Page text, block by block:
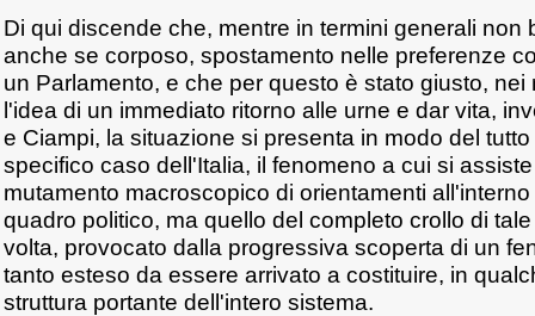
Di qui discende che, mentre in termini generali non
anche se corposo, spostamento nelle preferenze
un Parlamento, e che per questo è stato giusto, nei
l'idea di un immediato ritorno alle urne e dar vita,
e Ciampi, la situazione si presenta in modo del
specifico caso dell'Italia, il fenomeno a cui si
mutamento macroscopico di orientamenti
quadro politico, ma quello del completo crollo di
volta, provocato dalla progressiva scoperta di un
tanto esteso da essere arrivato a costituire, in
struttura portante dell'intero sistema.